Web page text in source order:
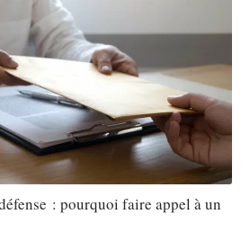
: pourquoi faire appel à un